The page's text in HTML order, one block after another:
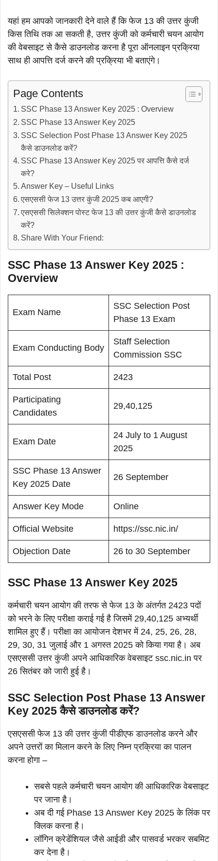
यहां हम आपको जानकारी देने वाले हैं कि फेज 13 की उत्तर कुंजी
किस तिथि तक आ सकती है, उत्तर कुंजी को कर्मचारी चयन आयोग
की वेबसाइट से कैसे डाउनलोड करना है पूरा ऑनलाइन प्रक्रिया
साथ ही आपत्ति दर्ज करने की प्रक्रिया भी बताएंगे।
Page Contents
SSC Phase 13 Answer Key 2025 : Overview
SSC Phase 13 Answer Key 2025
SSC Selection Post Phase 13 Answer Key 2025
कैसे डाउनलोड करें?
SSC Phase 13 Answer Key 2025 पर आपत्ति कैसे दर्ज
करे?
Answer Key – Useful Links
एसएससी फेज 13 उत्तर कुंजी 2025 कब आएगी?
एसएससी सिलेक्शन पोस्ट फेज 13 की उत्तर कुंजी कैसे डाउनलोड
करें?
Share With Your Friend:
SSC Phase 13 Answer Key 2025 :
Overview
Exam Name
SSC Selection Post
Phase 13 Exam
Exam Conducting Body
Staff Selection
Commission SSC
Total Post 2423
Participating
Candidates
29,40,125
Exam Date
24 July to 1 August
2025
SSC Phase 13 Answer
Key 2025 Date
26 September
Answer Key Mode Online
Official Website https://ssc.nic.in/
Objection Date 26 to 30 September
SSC Phase 13 Answer Key 2025
कर्मचारी चयन आयोग की तरफ से फेज 13 के अंतर्गत 2423 पदों
को भरने के लिए परीक्षा कराई गई है जिसमें 29,40,125 अभ्यर्थी
शामिल हुए हैं। परीक्षा का आयोजन देशभर में 24, 25, 26, 28,
29, 30, 31 जुलाई और 1 अगस्त 2025 को किया गया है। अब
एसएससी उत्तर कुंजी अपने आधिकारिक वेबसाइट ssc.nic.in पर
26 सितंबर को जारी हुई है।
SSC Selection Post Phase 13 Answer
Key 2025 कैसे डाउनलोड करें?
एसएससी फेज 13 की उत्तर कुंजी पीडीएफ डाउनलोड करने और
अपने उत्तरों का मिलान करने के लिए निम्न प्रक्रिया का पालन
करना होगा –
सबसे पहले कर्मचारी चयन आयोग की आधिकारिक वेबसाइट
पर जाना है।
अब दी गई Phase 13 Answer Key 2025 के लिंक पर
क्लिक करना है।
लॉगिन क्रेडेंशियल जैसे आईडी और पासवर्ड भरकर सबमिट
कर देना है।